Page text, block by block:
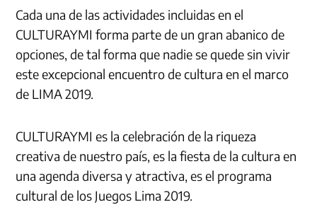
Cada una de las actividades incluidas en el
CULTURAYMI forma parte de un gran abanico de
opciones, de tal forma que nadie se quede sin vivir
este excepcional encuentro de cultura en el marco
de LIMA 2019.
CULTURAYMI es la celebración de la riqueza
creativa de nuestro país, es la fiesta de la cultura en
una agenda diversa y atractiva, es el programa
cultural de los Juegos Lima 2019.